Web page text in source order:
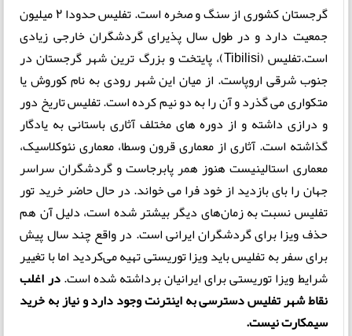
گرجستان کشوری از سنگ و صخره است. تفلیس حدودا 2 میلیون
جمعیت دارد و در طول سال پذیرای گردشگران خارجی زیادی
است.تفلیس (Tibilisi)، پایتخت و بزرگ ترین شهر گرجستان در
جنوب شرقی اروپاست. از میان این شهر رودی به نام کوروش یا
متکواری می گذرد و آن را به دو نیم کرده است. تفلیس تاریخ دور
و درازی داشته و از دوره های مختلف آثاری باستانی به یادگار
گذاشته است. آثاری از معماری قرون وسطا، معماری نئوکلاسیک،
معماری استالینیست هنوز همر پابرجاست و گردشگران سراسر
جهان را بای بازدید از خود فرا می خواند. در حال حاضر خرید تور
تفلیس نسبت به زمان‌های دیگر بیشتر شده است، دلیل آن هم
حذف ویزا برای گردشگران ایرانی است. در واقع چند سال پیش
برای سفر به تفلیس باید ویزا توریستی تهیه‌ می‌کردید اما با تغییر
شرایط ویزا توریستی برای ایرانیان برداشته شده است.در اغلب
نقاط شهر تفلیس دسترسی به اینترنت وجود دارد و نیاز به خرید
سیمکارت نیست.